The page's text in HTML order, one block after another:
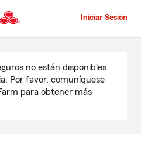
al
principal
Iniciar Sesión
no están disponibles
Por favor, comuníquese
para obtener más